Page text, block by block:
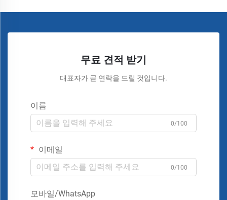
무료 견적 받기
대표자가 곧 연락을 드릴 것입니다.
이름
0/100
이메일
0/100
모바일/WhatsApp